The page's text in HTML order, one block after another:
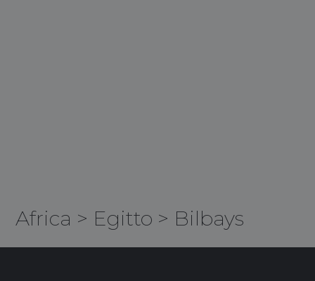
Africa > Egitto > Bilbays